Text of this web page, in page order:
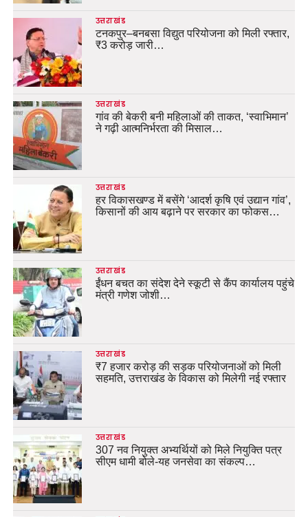
उत्तराखंड
टनकपुर–बनबसा विद्युत परियोजना को मिली रफ्तार,
₹3 करोड़ जारी…
उत्तराखंड
गांव की बेकरी बनी महिलाओं की ताकत, ‘स्वाभिमान’
ने गढ़ी आत्मनिर्भरता की मिसाल…
उत्तराखंड
हर विकासखण्ड में बसेंगे ‘आदर्श कृषि एवं उद्यान गांव’,
किसानों की आय बढ़ाने पर सरकार का फोकस…
उत्तराखंड
ईंधन बचत का संदेश देने स्कूटी से कैंप कार्यालय पहुंचे
मंत्री गणेश जोशी…
उत्तराखंड
₹7 हजार करोड़ की सड़क परियोजनाओं को मिली
सहमति, उत्तराखंड के विकास को मिलेगी नई रफ्तार
उत्तराखंड
307 नव नियुक्त अभ्यर्थियों को मिले नियुक्ति पत्र
सीएम धामी बोले-यह जनसेवा का संकल्प…